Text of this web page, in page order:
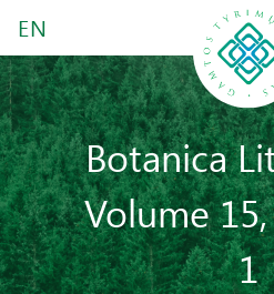
EN
Botanica
Volume
1